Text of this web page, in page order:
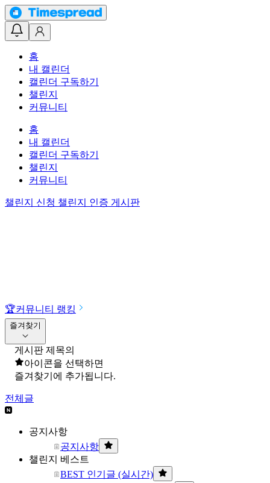
홈
내 캘린더
캘린더 구독하기
챌린지
커뮤니티
홈
내 캘린더
캘린더 구독하기
챌린지
커뮤니티
챌린지 신청 챌린지 인증 게시판
🏆커뮤니티 랭킹
즐겨찾기
게시판 제목의
아이콘을 선택하면
즐겨찾기에 추가됩니다.
전체글
공지사항
공지사항
챌린지 베스트
BEST 인기글 (실시간)